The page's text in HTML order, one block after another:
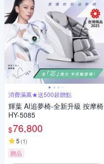
消費滿萬★送500超贈點
輝葉 AI追夢椅-全新升級 按摩椅
HY-5085
$76,800
5 (1)
贈品